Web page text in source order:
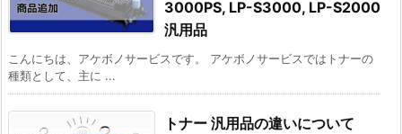
3000PS, LP-S3000, LP-S2000
汎用品
こんにちは、アケボノサービスです。 アケボノサービスではトナーの
種類として、主に ...
トナー 汎用品の違いについて